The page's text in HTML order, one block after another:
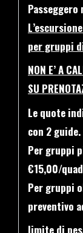
per gruppi
NON E’ A
SU
Le quote
con 2 guide.
Per gruppi
€15,00/quad
Per gruppi
preventivo
limite di